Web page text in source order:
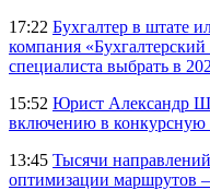
17:22 Бухгалтер в штате
компания «Бухгалтерский
специалиста выбрать в
15:52 Юрист Александр
включению в конкурсную
13:45 Тысячи
оптимизации маршрутов